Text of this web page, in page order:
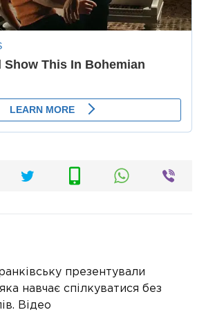
презентували
навчає спілкуватися без
Відео